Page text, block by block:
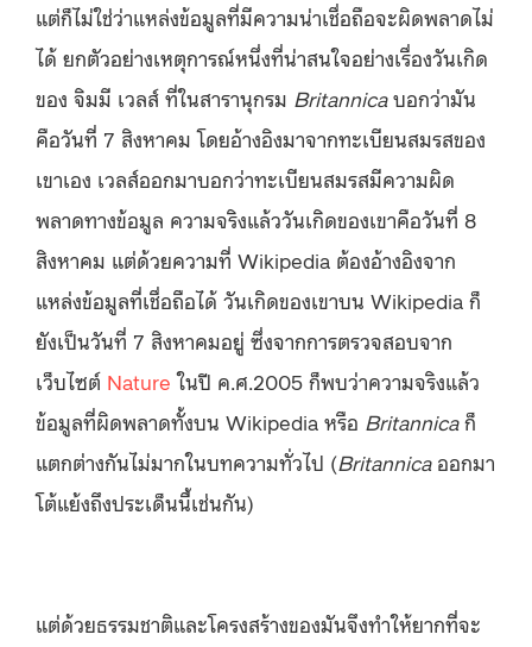
แต่ก็ไม่ใช่ว่าแหล่งข้อมูลที่มีความน่าเชื่อถือจะผิดพลาดไม่
ได้ ยกตัวอย่างเหตุการณ์หนึ่งที่น่าสนใจอย่างเรื่องวันเกิด
ของ จิมมี เวลส์ ที่ในสารานุกรม Britannicaบอกว่ามัน
คือวันที่ 7 สิงหาคม โดยอ้างอิงมาจากทะเบียนสมรสของ
เขาเอง เวลส์ออกมาบอกว่าทะเบียนสมรสมีความผิด
พลาดทางข้อมูล ความจริงแล้ววันเกิดของเขาคือวันที่ 8
สิงหาคม แต่ด้วยความที่ Wikipedia ต้องอ้างอิงจาก
แหล่งข้อมูลที่เชื่อถือได้ วันเกิดของเขาบน Wikipedia ก็
ยังเป็นวันที่ 7 สิงหาคมอยู่ ซึ่งจากการตรวจสอบจาก
เว็บไซต์ Nature ในปี ค.ศ.2005 ก็พบว่าความจริงแล้ว
ข้อมูลที่ผิดพลาดทั้งบน Wikipedia หรือ Britannicaก็
แตกต่างกันไม่มากในบทความทั่วไป (Britannicaออกมา
โต้แย้งถึงประเด็นนี้เช่นกัน)
แต่ด้วยธรรมชาติและโครงสร้างของมันจึงทำให้ยากที่จะ